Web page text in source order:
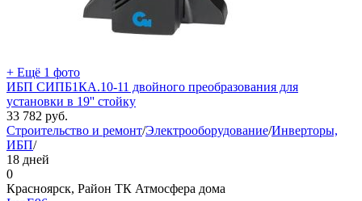
+ Ещё 1 фото
ИБП СИПБ1КА.10-11 двойного преобразования для
установки в 19'' стойку
33 782 руб.
Строительство и ремонт/Электрооборудование/Инверторы,
ИБП/
18 дней
0
Красноярск, Район ТК Атмосфера дома